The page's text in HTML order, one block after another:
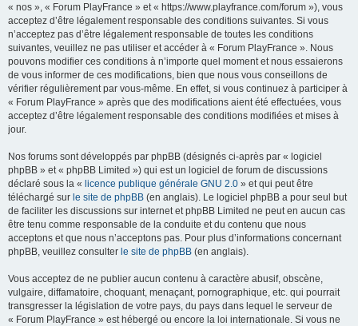
« nos », « Forum PlayFrance » et « https://www.playfrance.com/forum »), vous
acceptez d’être légalement responsable des conditions suivantes. Si vous
n’acceptez pas d’être légalement responsable de toutes les conditions
suivantes, veuillez ne pas utiliser et accéder à « Forum PlayFrance ». Nous
pouvons modifier ces conditions à n’importe quel moment et nous essaierons
de vous informer de ces modifications, bien que nous vous conseillons de
vérifier régulièrement par vous-même. En effet, si vous continuez à participer à
« Forum PlayFrance » après que des modifications aient été effectuées, vous
acceptez d’être légalement responsable des conditions modifiées et mises à
jour.
Nos forums sont développés par phpBB (désignés ci-après par « logiciel
phpBB » et « phpBB Limited ») qui est un logiciel de forum de discussions
déclaré sous la « licence publique générale GNU 2.0 » et qui peut être
téléchargé sur le site de phpBB (en anglais). Le logiciel phpBB a pour seul but
de faciliter les discussions sur internet et phpBB Limited ne peut en aucun cas
être tenu comme responsable de la conduite et du contenu que nous
acceptons et que nous n’acceptons pas. Pour plus d’informations concernant
phpBB, veuillez consulter le site de phpBB (en anglais).
Vous acceptez de ne publier aucun contenu à caractère abusif, obscène,
vulgaire, diffamatoire, choquant, menaçant, pornographique, etc. qui pourrait
transgresser la législation de votre pays, du pays dans lequel le serveur de
« Forum PlayFrance » est hébergé ou encore la loi internationale. Si vous ne